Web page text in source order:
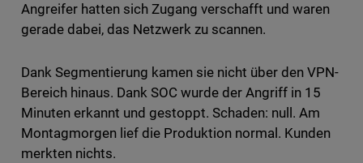
Angreifer hatten sich Zugang verschafft und waren
gerade dabei, das Netzwerk zu scannen.
Dank Segmentierung kamen sie nicht über den VPN-
Bereich hinaus. Dank SOC wurde der Angriff in 15
Minuten erkannt und gestoppt. Schaden: null. Am
Montagmorgen lief die Produktion normal. Kunden
merkten nichts.